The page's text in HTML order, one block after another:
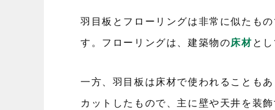
羽目板とフローリングは非常に似たも
す。フローリングは、建築物の床材と
一方、羽目板は床材で使われることも
カットしたもので、主に壁や天井を装